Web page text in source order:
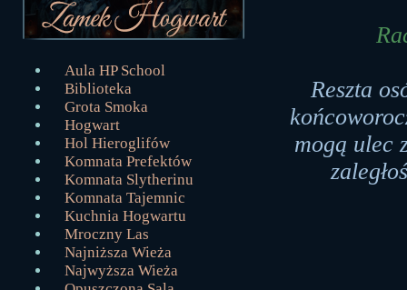
Aula HP School
Biblioteka
Grota Smoka
Hogwart
Hol Hieroglifów
Komnata Prefektów
Komnata Slytherinu
Komnata Tajemnic
Kuchnia Hogwartu
Mroczny Las
Najniższa Wieża
Najwyższa Wieża
Reszta
mogą ulec